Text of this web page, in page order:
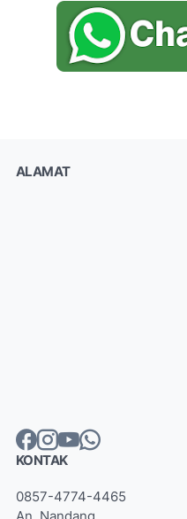
ALAMAT
KONTAK
0857-4774-4465